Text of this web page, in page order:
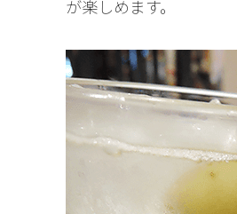
が楽しめます。